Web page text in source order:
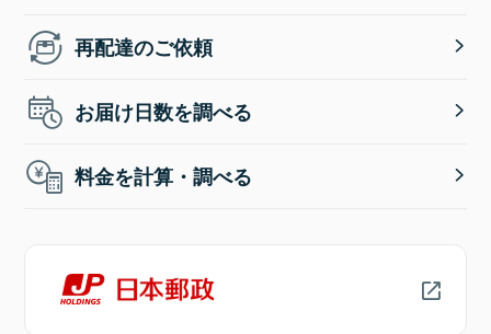
再配達のご依頼
お届け日数を調べる
料金を計算・調べる